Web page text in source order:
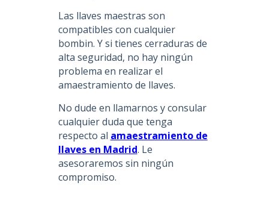
Las llaves maestras son
compatibles con cualquier
bombin. Y si tienes cerraduras de
alta seguridad, no hay ningún
problema en realizar el
amaestramiento de llaves.
No dude en llamarnos y consular
cualquier duda que tenga
respecto al amaestramiento de
llaves en Madrid. Le
asesoraremos sin ningún
compromiso.